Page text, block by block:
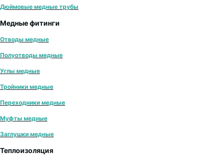
Дюймовые медные трубы
Медные фитинги
Отводы медные
Полуотводы медные
Углы медные
Тройники медные
Переходники медные
Муфты медные
Заглушки медные
Теплоизоляция